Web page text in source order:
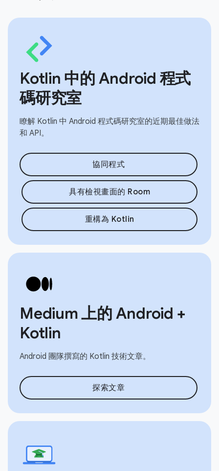
Kotlin 中的 Android 程式
碼研究室
瞭解 Kotlin 中 Android 程式碼研究室的近期最佳做法
和 API。
協同程式
具有檢視畫面的 Room
重構為 Kotlin
Medium 上的 Android +
Kotlin
Android 團隊撰寫的 Kotlin 技術文章。
探索文章